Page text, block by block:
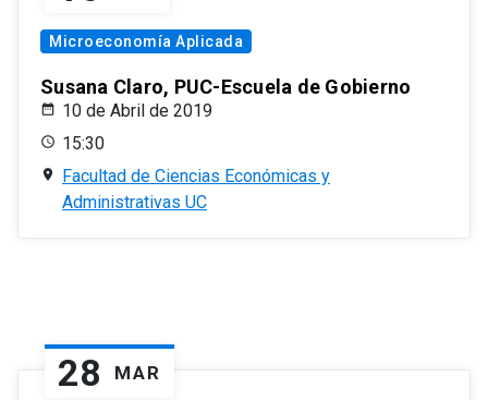
Microeconomía Aplicada
Susana Claro, PUC-Escuela de Gobierno
10 de Abril de 2019
15:30
Facultad de Ciencias Económicas y
Administrativas UC
28 MAR